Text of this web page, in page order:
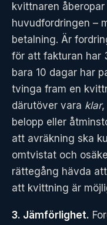
kvittnaren
huvudfordringen –
betalning. Är
för att fakturan har
bara 10 dagar har
tvinga fram en
därutöver vara klar,
belopp eller
att avräkning ska
omtvistat och
rättegång hävda
att kvittning är
3. Jämförlighet.